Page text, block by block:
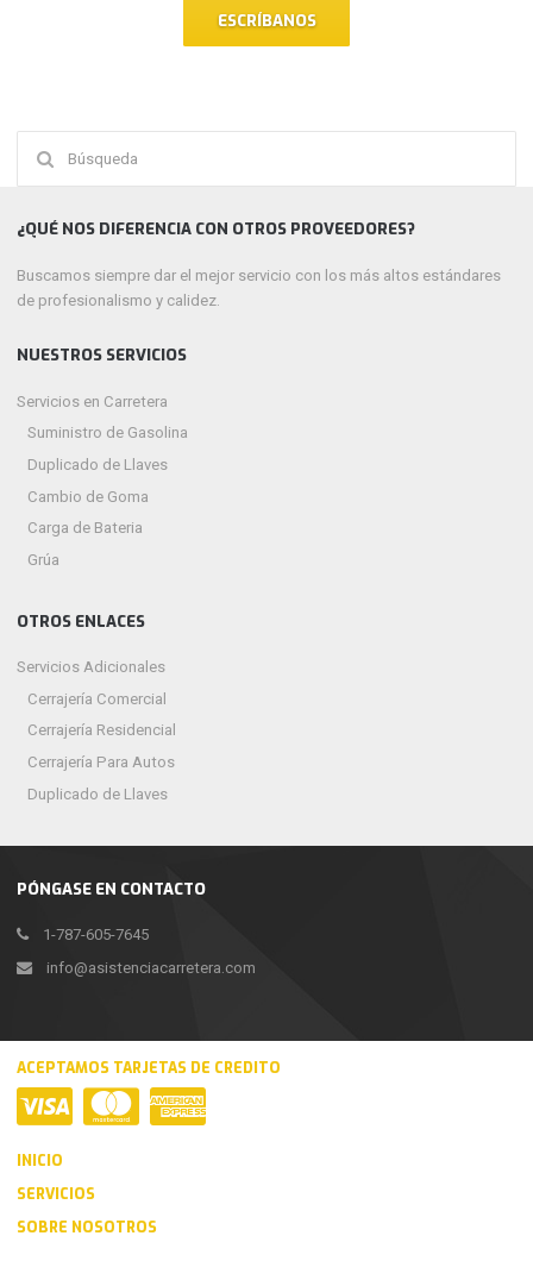
ESCRÍBANOS
PÓNGASE EN CONTACTO
1-787-605-7645
info@asistenciacarretera.com
¿QUÉ NOS DIFERENCIA CON OTROS PROVEEDORES?
Buscamos siempre dar el mejor servicio con los más altos estándares
de profesionalismo y calidez.
NUESTROS SERVICIOS
Servicios en Carretera
Suministro de Gasolina
Duplicado de Llaves
Cambio de Goma
Carga de Bateria
Grúa
OTROS ENLACES
Servicios Adicionales
Cerrajería Comercial
Cerrajería Residencial
Cerrajería Para Autos
Duplicado de Llaves
ACEPTAMOS TARJETAS DE CREDITO
INICIO
SERVICIOS
SOBRE NOSOTROS